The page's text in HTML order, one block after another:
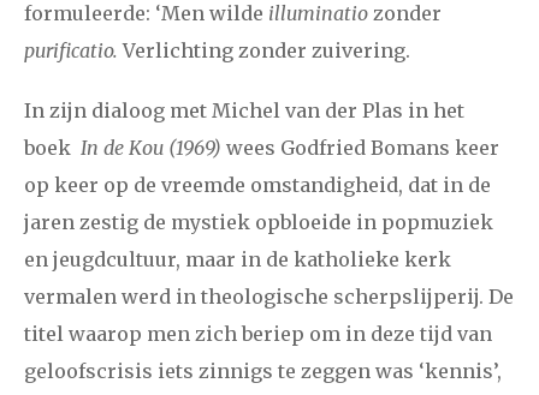
formuleerde: ‘Men wilde illuminatio zonder
purificatio.Verlichting zonder zuivering.
In zijn dialoog met Michel van der Plas in het
boek In de Kou (1969) wees Godfried Bomans keer
op keer op de vreemde omstandigheid, dat in de
jaren zestig de mystiek opbloeide in popmuziek
en jeugdcultuur, maar in de katholieke kerk
vermalen werd in theologische scherpslijperij. De
titel waarop men zich beriep om in deze tijd van
geloofscrisis iets zinnigs te zeggen was ‘kennis’,